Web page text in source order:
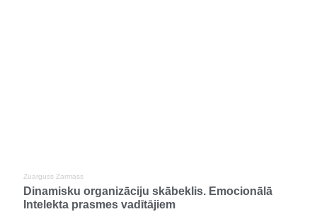
Zuarguss Zarmass
Dinamisku organizāciju skābeklis. Emocionālā
Intelekta prasmes vadītājiem